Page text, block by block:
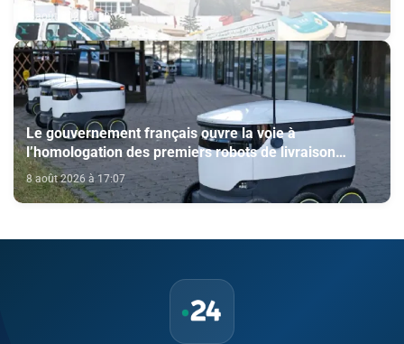
8 août 2026 à 18:15
Le gouvernement français ouvre la voie à
l’homologation des premiers robots de livraison
autonome
8 août 2026 à 17:07